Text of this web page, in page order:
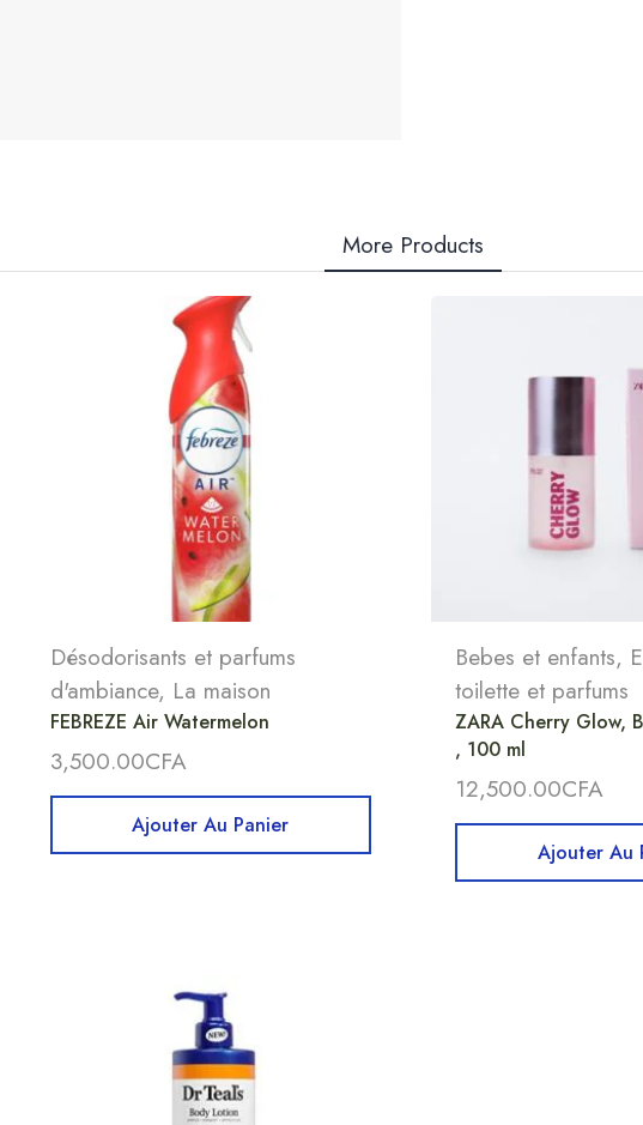
More Products
Désodorisants et parfums
d'ambiance, La maison
FEBREZE Air Watermelon
3,500.00CFA
Ajouter Au Panier
Bebes et enfants,
toilette et parfums
ZARA Cherry Glow,
, 100 ml
12,500.00CFA
Ajouter Au